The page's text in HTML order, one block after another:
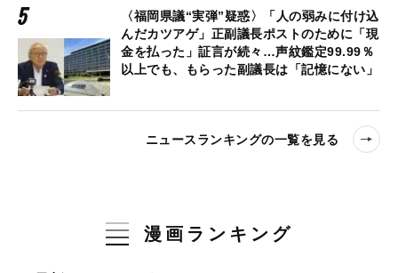
〈福岡県議“実弾”疑惑〉「人の弱みに付け込
んだカツアゲ」正副議長ポストのために「現
金を払った」証言が続々…声紋鑑定99.99％
以上でも、もらった副議長は「記憶にない」
ニュースランキングの一覧を見る
漫画ランキング